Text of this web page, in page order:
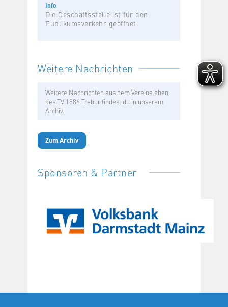
Info
Die Geschäftsstelle ist für den
Publikumsverkehr geöffnet.
Weitere Nachrichten
Weitere Nachrichten aus dem Vereinsleben
des TV 1886 Trebur findest du in unserem
Archiv.
Zum Archiv
Sponsoren & Partner